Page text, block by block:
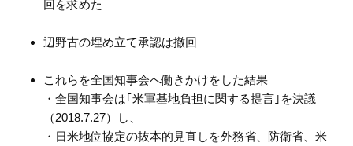
回を求めた
辺野古の埋め立て承認は撤回
これらを全国知事会へ働きかけをした結果
・全国知事会は｢米軍基地負担に関する提言｣を決議
（2018.7.27）し、
・日米地位協定の抜本的見直しを外務省、防衛省、米